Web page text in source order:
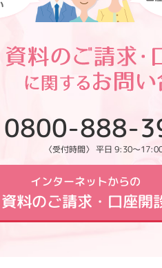
0800-888-
〈受付時間〉 平日 9:30～
インターネットからの
資料のご請求・口座開